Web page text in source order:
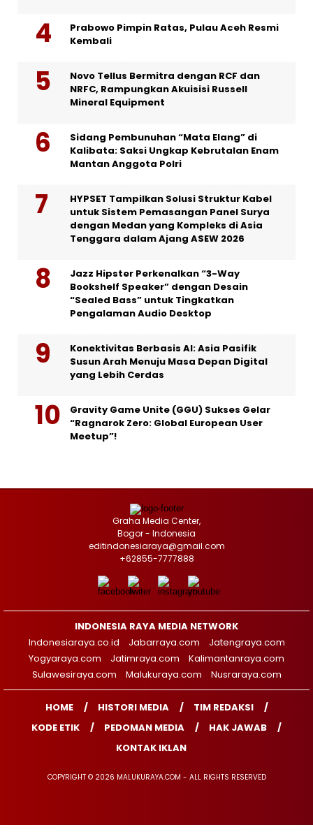
Prabowo Pimpin Ratas, Pulau Aceh Resmi
Kembali
Novo Tellus Bermitra dengan RCF dan
NRFC, Rampungkan Akuisisi Russell
Mineral Equipment
Sidang Pembunuhan “Mata Elang” di
Kalibata: Saksi Ungkap Kebrutalan Enam
Mantan Anggota Polri
HYPSET Tampilkan Solusi Struktur Kabel
untuk Sistem Pemasangan Panel Surya
dengan Medan yang Kompleks di Asia
Tenggara dalam Ajang ASEW 2026
Jazz Hipster Perkenalkan “3-Way
Bookshelf Speaker” dengan Desain
“Sealed Bass” untuk Tingkatkan
Pengalaman Audio Desktop
Konektivitas Berbasis AI: Asia Pasifik
Susun Arah Menuju Masa Depan Digital
yang Lebih Cerdas
Gravity Game Unite (GGU) Sukses Gelar
“Ragnarok Zero: Global European User
Meetup”!
Graha Media Center,
Bogor - Indonesia
editindonesiaraya@gmail.com
+62855-7777888
INDONESIA RAYA MEDIA NETWORK
Indonesiaraya.co.id
Jabarraya.com
Jatengraya.com
Yogyaraya.com
Jatimraya.com
Kalimantanraya.com
Sulawesiraya.com
Malukuraya.com Nusraraya.com
HOME HISTORI MEDIA
TIM REDAKSI
KODE ETIK
PEDOMAN MEDIA
HAK JAWAB
KONTAK IKLAN
COPYRIGHT © 2026 MALUKURAYA.COM - ALL RIGHTS RESERVED